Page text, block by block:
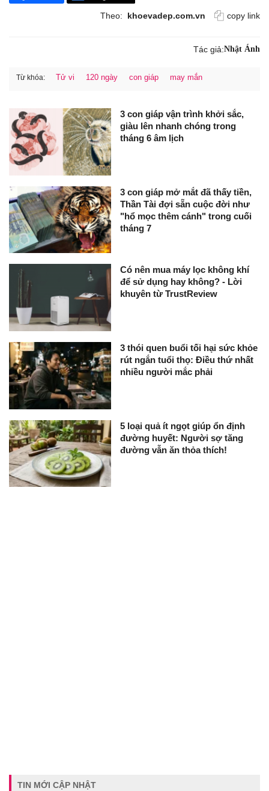
Theo: khoevadep.com.vn copy link
Tác giả:Nhật Ánh
Từ khóa: Tử vi 120 ngày con giáp may mắn
3 con giáp vận trình khởi sắc,
giàu lên nhanh chóng trong
tháng 6 âm lịch
3 con giáp mở mắt đã thấy tiền,
Thần Tài đợi sẵn cuộc đời như
"hổ mọc thêm cánh" trong cuối
tháng 7
Có nên mua máy lọc không khí
để sử dụng hay không? - Lời
khuyên từ TrustReview
3 thói quen buổi tối hại sức khỏe
rút ngắn tuổi thọ: Điều thứ nhất
nhiều người mắc phải
5 loại quả ít ngọt giúp ổn định
đường huyết: Người sợ tăng
đường vẫn ăn thỏa thích!
TIN MỚI CẬP NHẬT